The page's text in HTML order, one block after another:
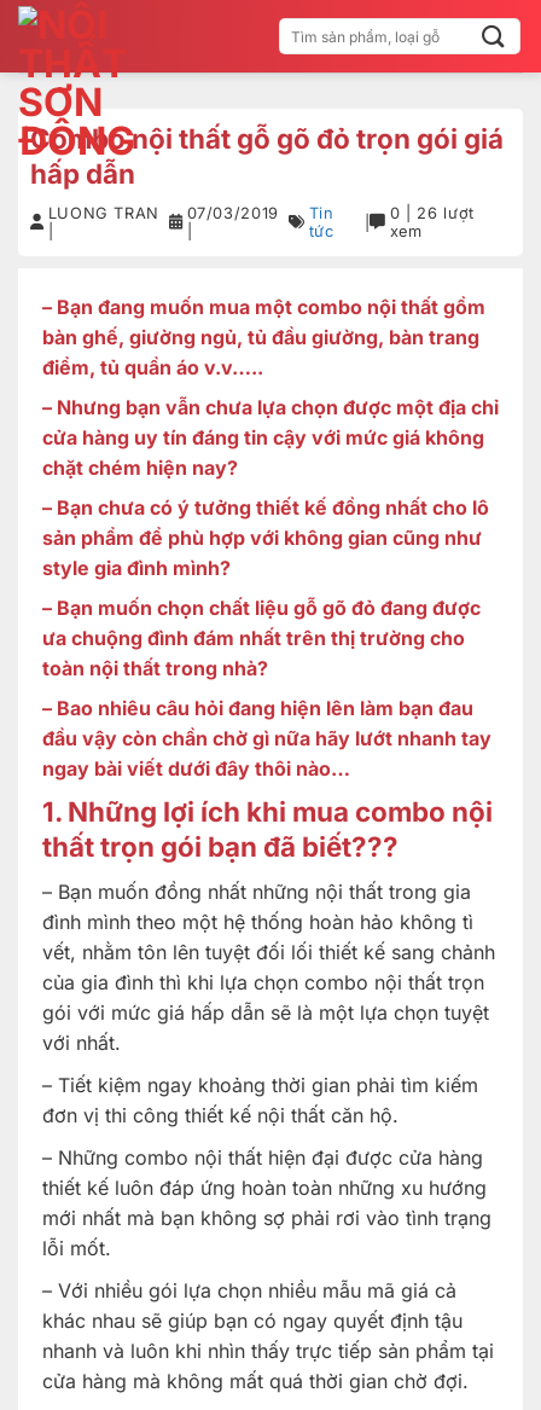
Bỏ
qua
nội
dung
Tìm
kiếm:
Combo nội thất gỗ gõ đỏ trọn gói giá
hấp dẫn
LUONG TRAN
07/03/2019
Tin
tức
|
0 | 26 lượt
xem
– Bạn đang muốn mua một combo nội thất gồm
bàn ghế, giường ngủ, tủ đầu giường, bàn trang
điểm, tủ quần áo v.v…..
– Nhưng bạn vẫn chưa lựa chọn được một địa chỉ
cửa hàng uy tín đáng tin cậy với mức giá không
chặt chém hiện nay?
– Bạn chưa có ý tưởng thiết kế đồng nhất cho lô
sản phẩm để phù hợp với không gian cũng như
style gia đình mình?
– Bạn muốn chọn chất liệu gỗ gõ đỏ đang được
ưa chuộng đình đám nhất trên thị trường cho
toàn nội thất trong nhà?
– Bao nhiêu câu hỏi đang hiện lên làm bạn đau
đầu vậy còn chần chờ gì nữa hãy lướt nhanh tay
ngay bài viết dưới đây thôi nào…
1. Những lợi ích khi mua combo nội
thất trọn gói bạn đã biết???
– Bạn muốn đồng nhất những nội thất trong gia
đình mình theo một hệ thống hoàn hảo không tì
vết, nhằm tôn lên tuyệt đối lối thiết kế sang chảnh
của gia đình thì khi lựa chọn combo nội thất trọn
gói với mức giá hấp dẫn sẽ là một lựa chọn tuyệt
với nhất.
– Tiết kiệm ngay khoảng thời gian phải tìm kiếm
đơn vị thi công thiết kế nội thất căn hộ.
– Những combo nội thất hiện đại được cửa hàng
thiết kế luôn đáp ứng hoàn toàn những xu hướng
mới nhất mà bạn không sợ phải rơi vào tình trạng
lỗi mốt.
– Với nhiều gói lựa chọn nhiều mẫu mã giá cả
khác nhau sẽ giúp bạn có ngay quyết định tậu
nhanh và luôn khi nhìn thấy trực tiếp sản phẩm tại
cửa hàng mà không mất quá thời gian chờ đợi.